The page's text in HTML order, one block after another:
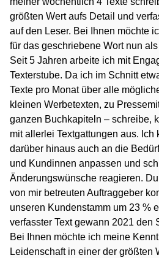
größten Wert aufs Detail und
auf den Leser. Bei Ihnen möchte
für das geschriebene Wort nun
Seit 5 Jahren arbeite ich mit
Texterstube. Da ich im Schnitt
Texte pro Monat über alle
kleinen Werbetexten, zu
ganzen Buchkapiteln – schreibe,
mit allerlei Textgattungen aus. Ich
darüber hinaus auch an die
und Kundinnen anpassen und
Änderungswünsche reagieren.
von mir betreuten Auftraggeber
unseren Kundenstamm um 23 %
verfasster Text gewann 2021 den
Bei Ihnen möchte ich meine
Leidenschaft in einer der größten